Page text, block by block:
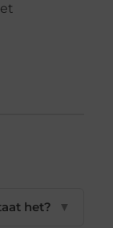
het? ▼